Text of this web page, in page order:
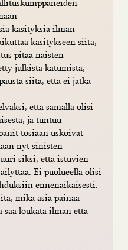
käsityksiä ilman
käsitykseen siitä,
pitää naisten
julkista katumista,
siitä, että ei jatka
että samalla olisi
ja tuntuu
tosiaan uskoivat
nyt sinisten
siksi, että istuvien
Ei puolueella olisi
ennenaikaisesti.
mikä asia painaa
loukata ilman että